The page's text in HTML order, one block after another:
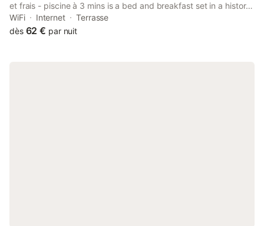
et frais - piscine à 3 mins is a bed and breakfast set in a historic
building in Le Monteil, 36 km from Pas de Peyrol.
WiFi Internet
Terrasse
dès 62 € par nuit